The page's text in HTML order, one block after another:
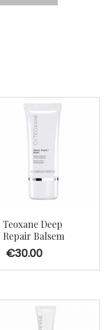
Teoxane Deep
Repair Balsem
€30.00